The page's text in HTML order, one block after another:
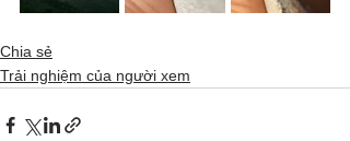
Chia sẻ
Trải nghiệm của người xem